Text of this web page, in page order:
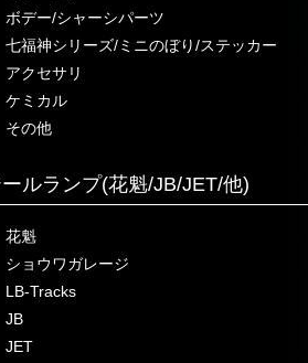
ボデー/シャーシパーツ
七福神シリーズ/ミニのぼり/ステッカー
アクセサリ
ケミカル
その他
ルランプ(花魁/JB/JET/他)
花魁
ショウワガレージ
LB-Tracks
JB
JET